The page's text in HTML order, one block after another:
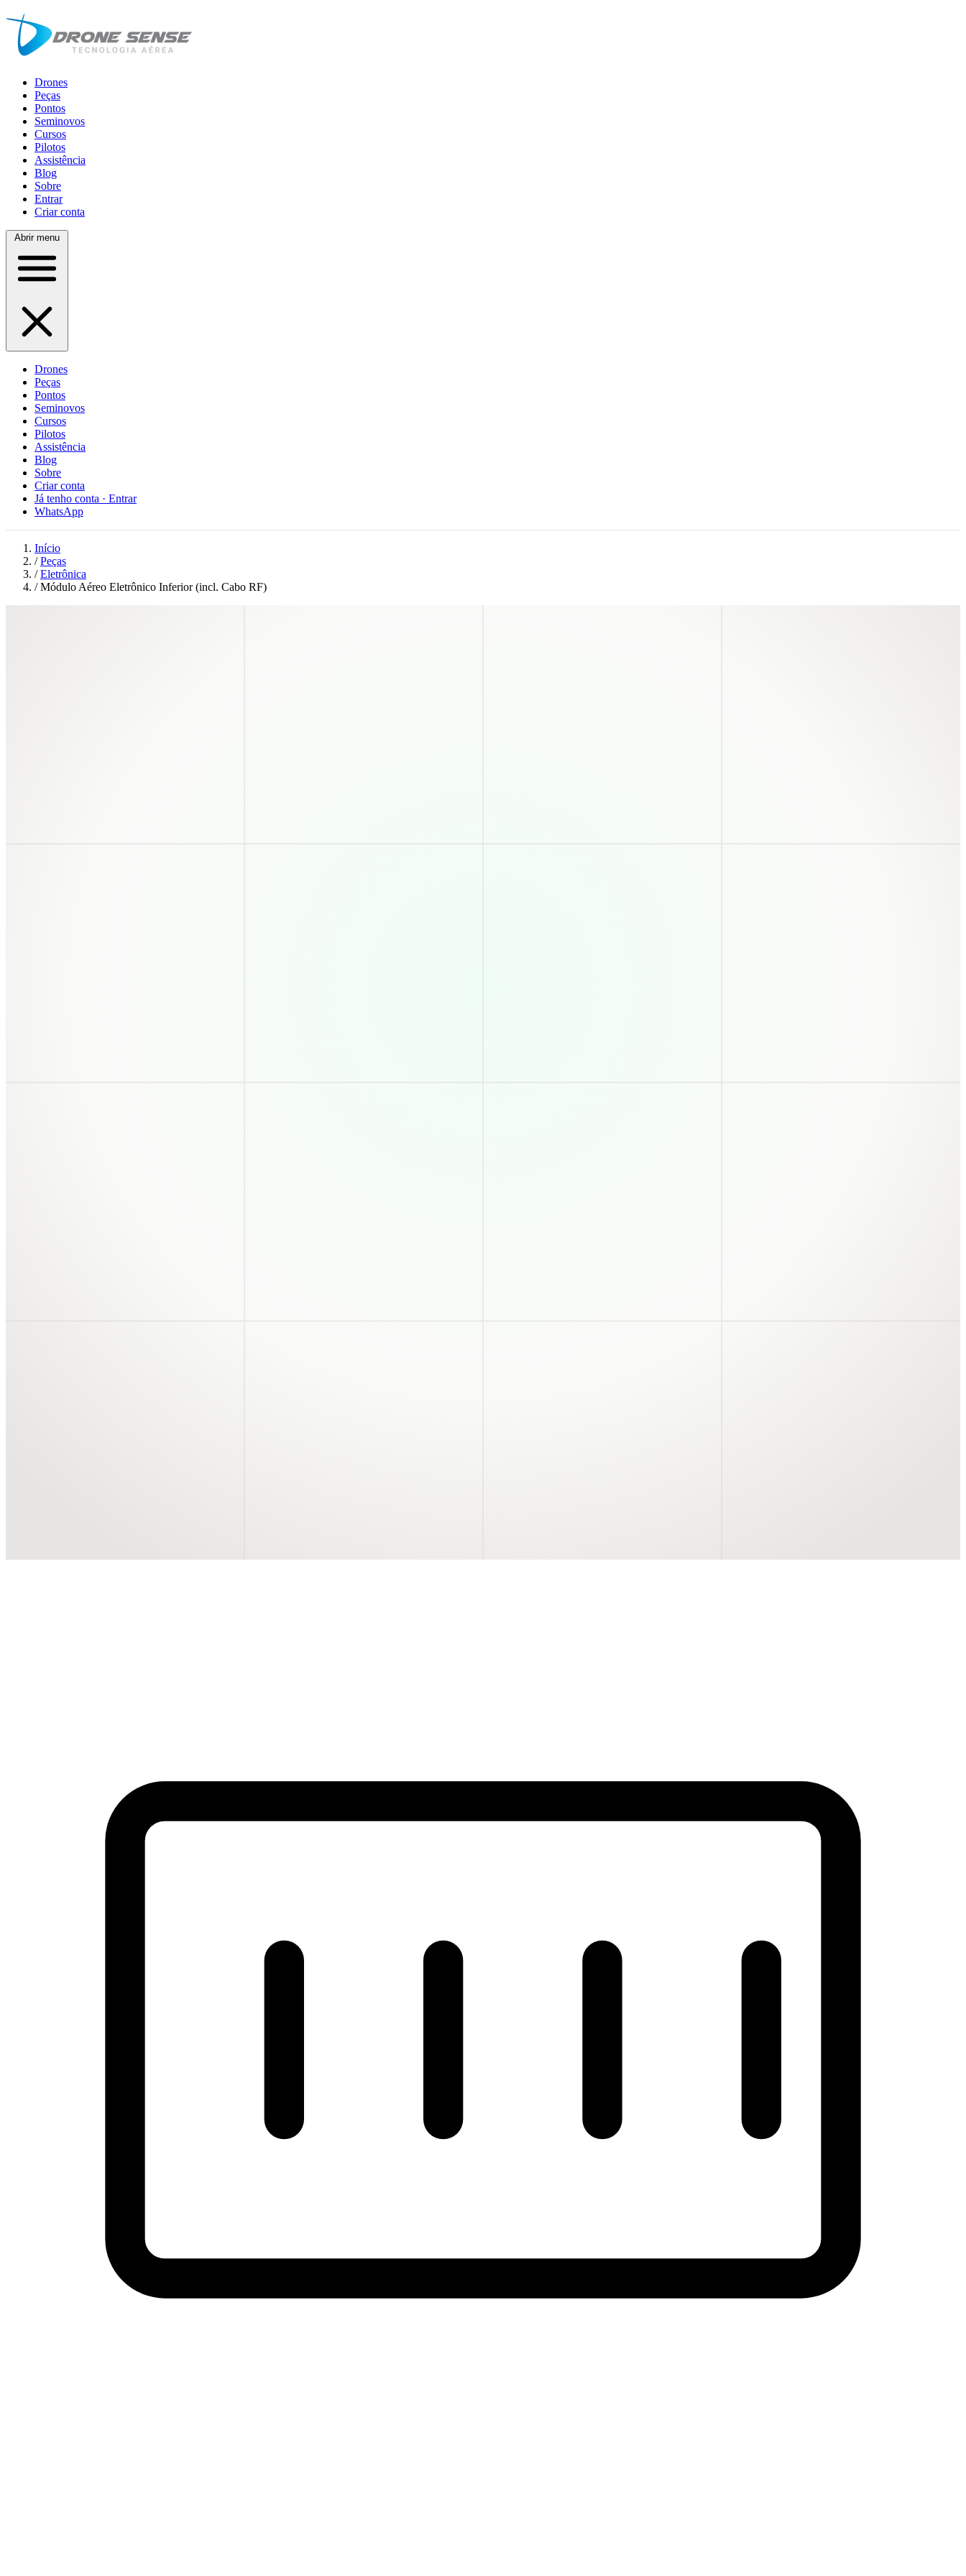
Drones
Peças
Pontos
Seminovos
Cursos
Pilotos
Assistência
Blog
Sobre
Entrar
Criar conta
Abrir menu
Drones
Peças
Pontos
Seminovos
Cursos
Pilotos
Assistência
Blog
Sobre
Criar conta
Já tenho conta · Entrar
WhatsApp
Início
/ Peças
/ Eletrônica
/ Módulo Aéreo Eletrônico Inferior (incl. Cabo RF)